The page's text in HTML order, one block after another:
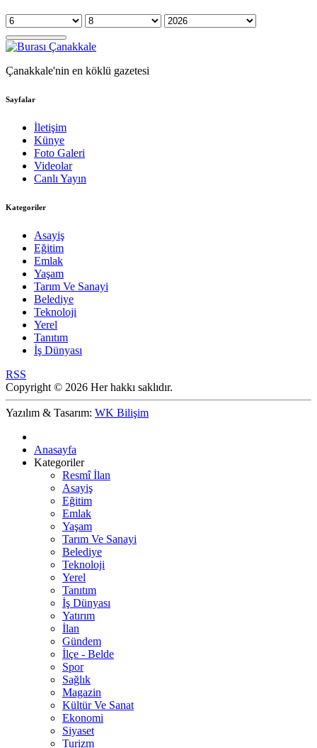
Çanakkale'nin en köklü gazetesi
Sayfalar
İletişim
Künye
Foto Galeri
Videolar
Canlı Yayın
Kategoriler
Asayiş
Eğitim
Emlak
Yaşam
Tarım Ve Sanayi
Belediye
Teknoloji
Yerel
Tanıtım
İş Dünyası
RSS
Copyright © 2026 Her hakkı saklıdır.
Yazılım & Tasarım: WK Bilişim
Anasayfa
Kategoriler
Resmî İlan
Asayiş
Eğitim
Emlak
Yaşam
Tarım Ve Sanayi
Belediye
Teknoloji
Yerel
Tanıtım
İş Dünyası
Yatırım
İlan
Gündem
İlçe - Belde
Spor
Sağlık
Magazin
Kültür Ve Sanat
Ekonomi
Siyaset
Turizm